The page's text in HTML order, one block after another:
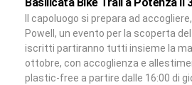
Basilicata Bike Trail a Potenza il
Il capoluogo si prepara ad
Powell, un evento per la scoperta
iscritti partiranno tutti insieme la
ottobre, con accoglienza e
plastic-free a partire dalle 16:00 di